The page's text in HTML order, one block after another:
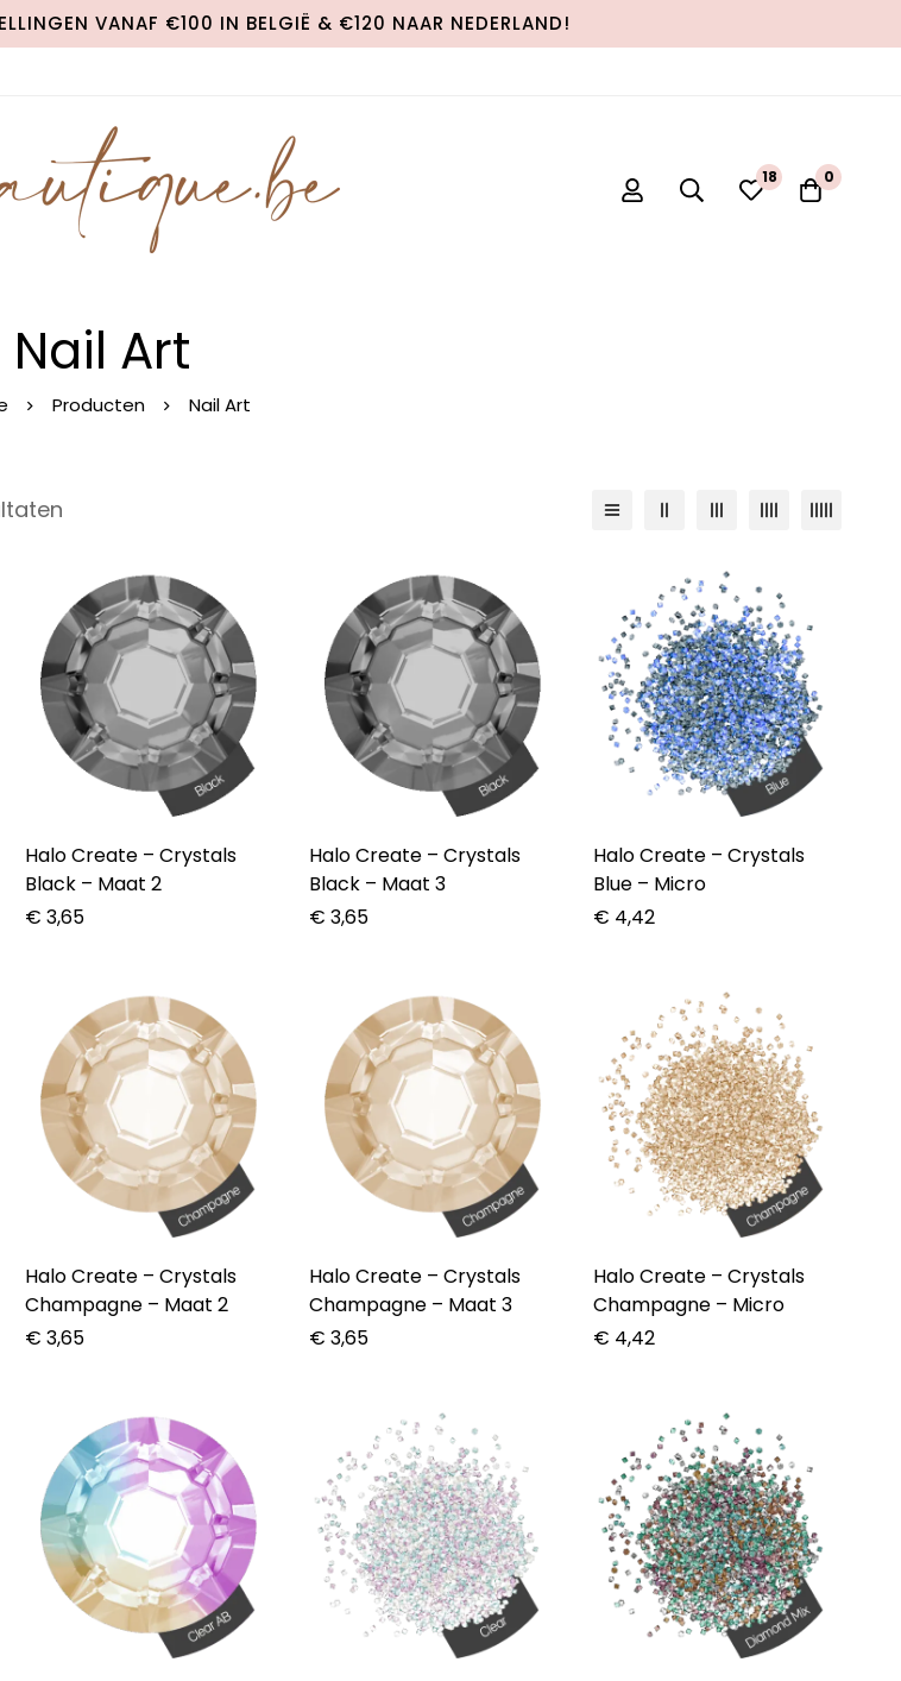
VANAF €100 IN BELGIË & €120 NAAR NEDERLAND!
0 0
Nail Art
Producten Nail Art
Halo Create – Crystals
Black – Maat 2
€ 3,65
Halo Create – Crystals
Black – Maat 3
€ 3,65
Halo Create – Crystals
Blue – Micro
€ 4,42
Halo Create – Crystals
Champagne – Maat 2
€ 3,65
Halo Create – Crystals
Champagne – Maat 3
€ 3,65
Halo Create – Crystals
Champagne – Micro
€ 4,42